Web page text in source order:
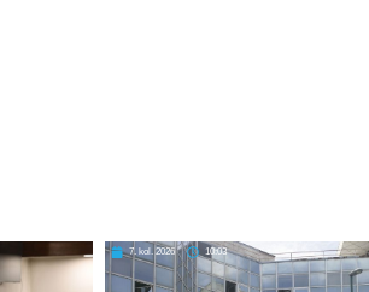
7. kol. 2026 10:03